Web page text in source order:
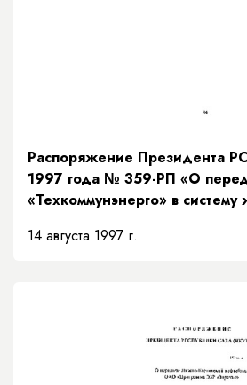
Распоряжение Президента
1997 года № 359-РП «О
«Техкоммунэнерго» в
14 августа 1997 г.